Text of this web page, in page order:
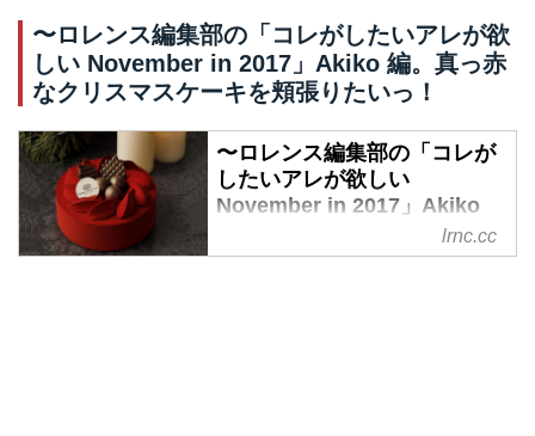
最近物欲なくてさ、なんて呟いて
なんかいませんか？最近出不精で
何もやる気にならない、なんてぼ
やいてなんかいませんか？ 何か
にハマって夢中になってこそ、人
間。何かにヤバイくらい酔ってこ
そ、人生。 2017年11月・・近づ
くクリスマスに滾る物欲を紹介し
〜ロレンス編集部の「コレがしたいアレが欲
しい November in 2017」Akiko 編。真っ赤
なクリスマスケーキを頬張りたいっ！
〜ロレンス編集部の「コレが
したいアレが欲しい
November in 2017」Akiko
編。真っ赤なクリスマスケー
キを頬張りたいっ！ -
lrnc.cc